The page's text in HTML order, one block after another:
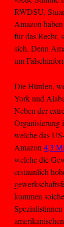
RWDSU,
Amazon
für das Recht,
sich. Denn
um
Die Hürden,
York und
Neben der
Organisierung
welche das
Amazon4,3
welche die
erstaunlich
kommen